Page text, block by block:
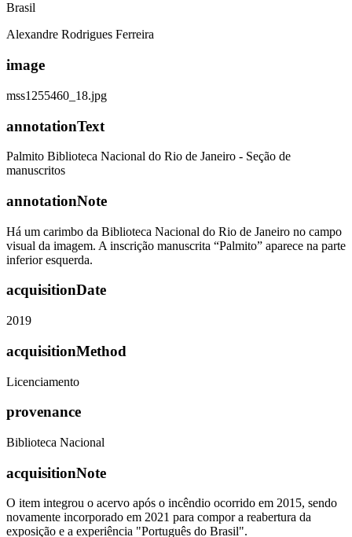
Brasil
Alexandre Rodrigues Ferreira
image
mss1255460_18.jpg
annotationText
Palmito Biblioteca Nacional do Rio de Janeiro - Seção de
manuscritos
annotationNote
Há um carimbo da Biblioteca Nacional do Rio de Janeiro no campo
visual da imagem. A inscrição manuscrita “Palmito” aparece na parte
inferior esquerda.
acquisitionDate
2019
acquisitionMethod
Licenciamento
provenance
Biblioteca Nacional
acquisitionNote
O item integrou o acervo após o incêndio ocorrido em 2015, sendo
novamente incorporado em 2021 para compor a reabertura da
exposição e a experiência "Português do Brasil".